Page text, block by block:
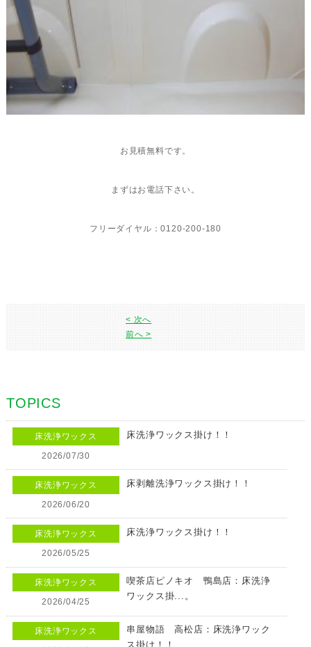
お見積無料です。
まずはお電話下さい。
フリーダイヤル：0120-200-180
< 次へ
前へ >
TOPICS
床洗浄ワックス
2026/07/30
床洗浄ワックス掛け！！
床洗浄ワックス
2026/06/20
床剥離洗浄ワックス掛け！！
床洗浄ワックス
2026/05/25
床洗浄ワックス掛け！！
床洗浄ワックス
2026/04/25
喫茶店ピノキオ 鴨島店：床洗浄
ワックス掛...。
床洗浄ワックス
串屋物語 高松店：床洗浄ワック
ス掛け！！